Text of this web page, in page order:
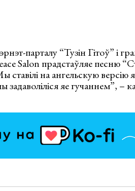
парталу “Тузін Гітоў” і
Salon прадстаўляе песню
на ангельскую версію
яе гучаннем”, –